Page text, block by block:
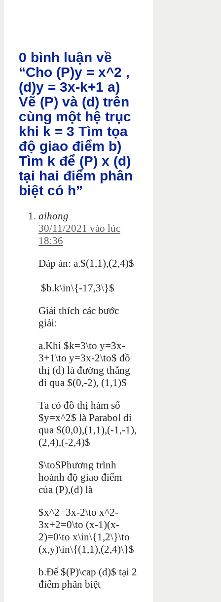
0 bình luận về
“Cho (P)y = x^2 ,
(d)y = 3x-k+1 a)
Vẽ (P) và (d) trên
cùng một hệ trục
khi k = 3 Tìm tọa
độ giao điểm b)
Tìm k để (P) x (d)
tại hai điểm phân
biệt có h”
aihong
30/11/2021 vào lúc
18:36
Đáp án: a.$(1,1),(2,4)$
$b.k\in\{-17,3\}$
Giải thích các bước
giải:
a.Khi $k=3\to y=3x-
3+1\to y=3x-2\to$ đồ
thị (d) là đường thẳng
đi qua $(0,-2), (1,1)$
Ta có đồ thị hàm số
$y=x^2$ là Parabol đi
qua $(0,0),(1,1),(-1,-1),
(2,4),(-2,4)$
$\to$Phương trình
hoành độ giao điểm
của (P),(d) là
$x^2=3x-2\to x^2-
3x+2=0\to (x-1)(x-
2)=0\to x\in\{1,2\}\to
(x,y)\in\{(1,1),(2,4)\}$
b.Để $(P)\cap (d)$ tại 2
điểm phân biệt